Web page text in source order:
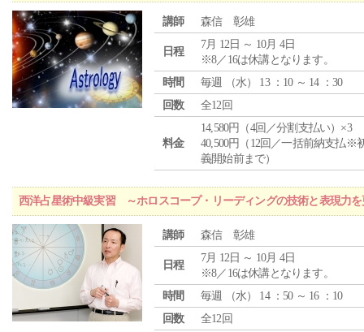
講師 森信 彰雄
日程
7月 12日 ～ 10月 4日
※8／16は休講となります。
時間
毎週 （水） 13 ：10 ～ 14 ：30
回数
全12回
料金
14,580円（4回／分割支払い）×3
40,500円（12回／一括前納支払※
義開始前まで）
西洋占星術中級実習 ～ホロスコープ・リーディングの技術と表現力
講師 森信 彰雄
日程
7月 12日 ～ 10月 4日
※8／16は休講となります。
時間
毎週 （水） 14 ：50 ～ 16 ：10
回数
全12回